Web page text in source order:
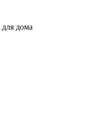
дома